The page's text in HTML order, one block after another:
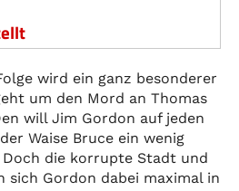
wird ein ganz besonderer
um den Mord an Thomas
will Jim Gordon auf jeden
Waise Bruce ein wenig
die korrupte Stadt und
sich Gordon dabei maximal in